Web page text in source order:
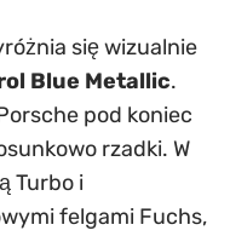
się wizualnie
Blue Metallic.
pod koniec
rzadki. W
Turbo i
felgami Fuchs,